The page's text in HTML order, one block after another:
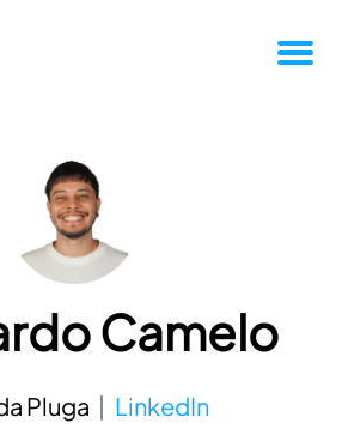
Produtividade
da Pluga
de sucesso
Outros
Camelo
Pluga LinkedIn